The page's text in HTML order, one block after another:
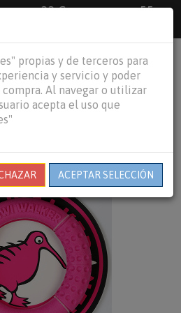
33 €
55
person shopping_cart
propias y de terceros para
y servicio y poder
Al navegar o utilizar
acepta el uso que
ACEPTAR SELECCIÓN